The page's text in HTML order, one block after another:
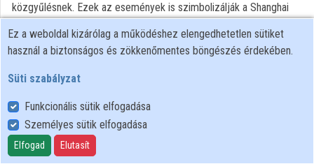
közgyűlésnek. Ezek az események is szimbolizálják a Shanghai
digitalizálási fejlődést. A fejlődés három fő korszakon ment
keresztül: az érintőképernyő, mint kiegészítő bemutató mód
korszakán, a rákövetkező adatbázisok korán, majd a hálózat, a
mód (Scene-mode), a több-szemszögű bemutatás és a
nemzetközi kreatív együttműködés korszakába. Mindegyik
mérföldkő jelentőségű korszak alapvető értékeket hordozott és
hatást gyakorolt a kínai múzeumok digitalizálás-fejlesztési
Ez a weboldal kizárólag a működéshez elengedhetetlen sütiket
használ a biztonságos és zökkenőmentes böngészés érdekében.
Süti szabályzat
Funkcionális sütik elfogadása
Személyes sütik elfogadása
Elfogad Elutasít